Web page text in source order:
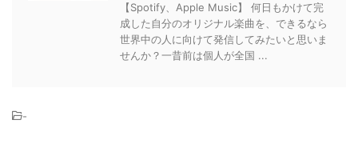
【Spotify、Apple Music】 何日もかけて完
成した自分のオリジナル楽曲を、できるなら
世界中の人に向けて発信してみたいと思いま
せんか？一昔前は個人が全国 ...
-